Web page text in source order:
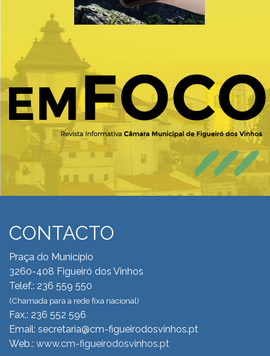
CONTACTO
Praça do Município
3260-408 Figueiró dos Vinhos
Telef.: 236 559 550
(Chamada para a rede fixa nacional)
Fax.: 236 552 596
Email: secretaria@cm-figueirodosvinhos.pt
Web.: www.cm-figueirodosvinhos.pt